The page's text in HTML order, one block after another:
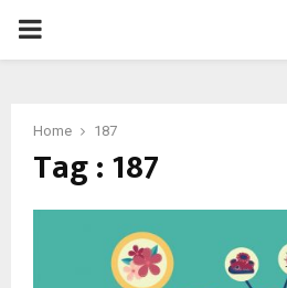
PRIMARY
Home 187
Tag : 187